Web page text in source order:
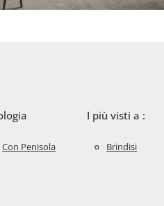
Con Penisola
I più visti a :
Brindisi